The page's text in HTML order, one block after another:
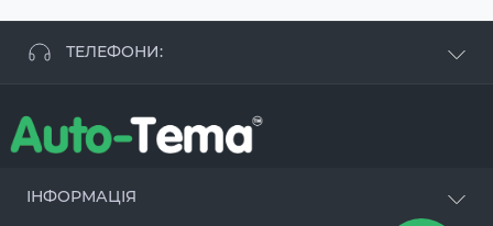
ТЕЛЕФОНИ:
+38 096 250 84 38
+38 099 657 61 50
ІНФОРМАЦІЯ